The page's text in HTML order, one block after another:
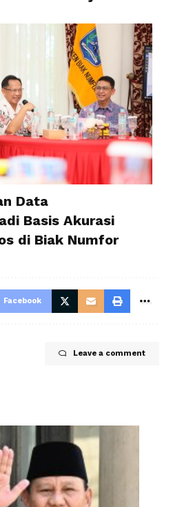
Data
Basis Akurasi
di Biak Numfor
Facebook
Leave a comment